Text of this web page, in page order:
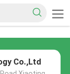
Co.,Ltd